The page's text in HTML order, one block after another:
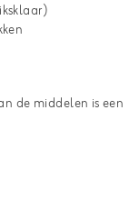
de middelen is een